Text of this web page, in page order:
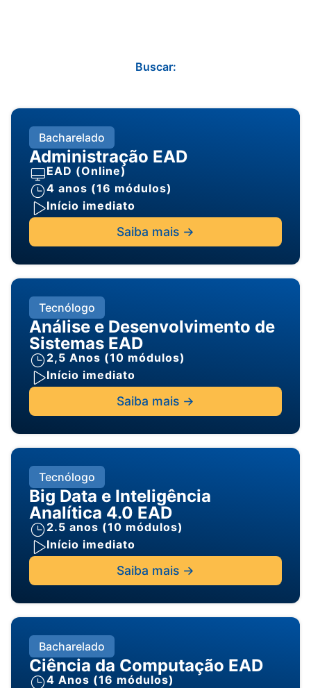
Buscar:
Bacharelado
Administração EAD
EAD (Online)
4 anos (16 módulos)
Início imediato
Saiba mais ->
Tecnólogo
Análise e Desenvolvimento de
Sistemas EAD
2,5 Anos (10 módulos)
Início imediato
Saiba mais ->
Tecnólogo
Big Data e Inteligência
Analítica 4.0 EAD
2.5 anos (10 módulos)
Início imediato
Saiba mais ->
Bacharelado
Ciência da Computação EAD
4 Anos (16 módulos)